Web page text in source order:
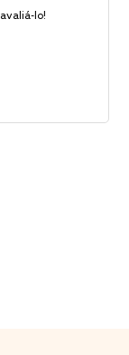
lo!